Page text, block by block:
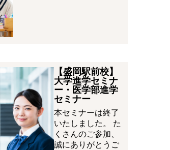
【盛岡駅前校】
大学進学セミナ
ー・医学部進学
セミナー
本セミナーは終了
いたしました。 た
くさんのご参加、
誠にありがとうご